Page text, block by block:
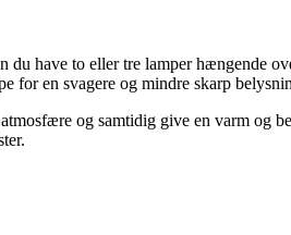
have to eller tre lamper hængende
for en svagere og mindre skarp
og samtidig give en varm og